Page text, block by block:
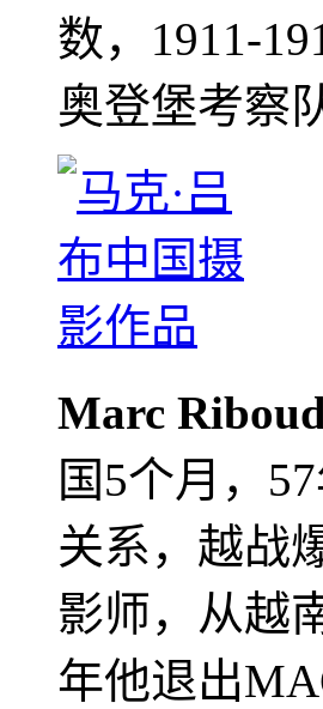
数，1911-
奥登堡考察
Marc
国5个月，
关系，越战
影师，从越
年他退出